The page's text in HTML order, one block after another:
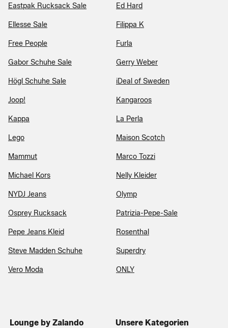
Eastpak Rucksack Sale Ed Hard
Ellesse Sale Filippa K
Free People Furla
Gabor Schuhe Sale Gerry Weber
Högl Schuhe Sale iDeal of Sweden
Joop! Kangaroos
Kappa La Perla
Lego Maison Scotch
Mammut Marco Tozzi
Michael Kors Nelly Kleider
NYDJ Jeans Olymp
Osprey Rucksack Patrizia-Pepe-Sale
Pepe Jeans Kleid Rosenthal
Steve Madden Schuhe Superdry
Vero Moda ONLY
Lounge by Zalando
Unsere Kategorien